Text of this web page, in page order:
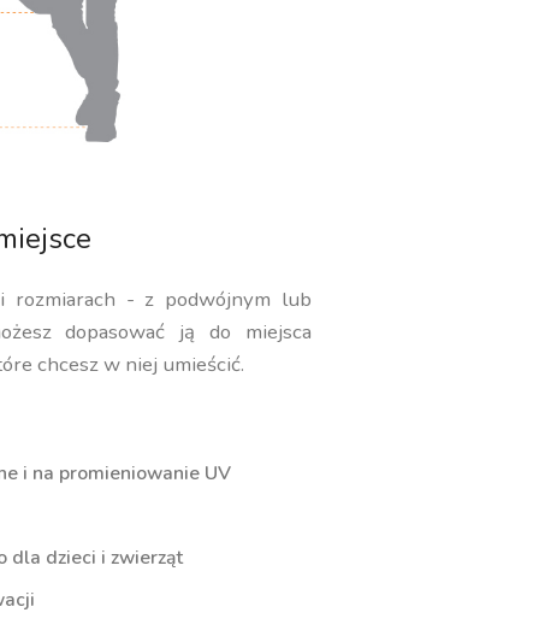
- z podwójnym lub
dopasować ją do miejsca
chcesz w niej umieścić.
i na promieniowanie UV
dla dzieci i zwierząt